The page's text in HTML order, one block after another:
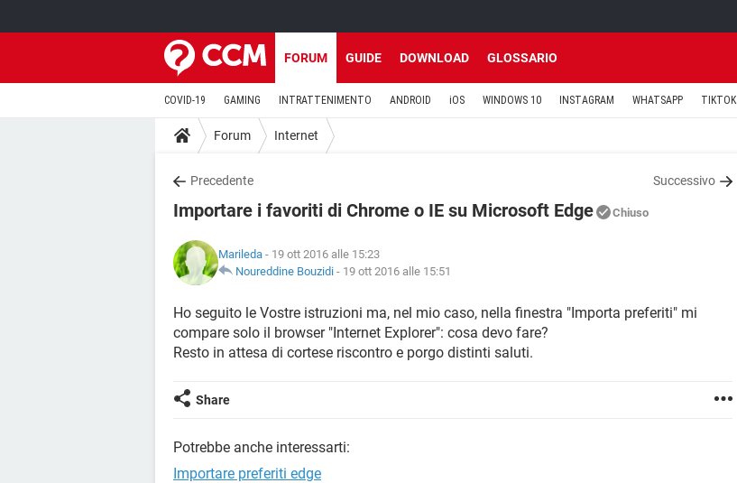
FORUM GUIDE DOWNLOAD GLOSSARIO
COVID-19 GAMING INTRATTENIMENTO ANDROID iOS WINDOWS 10 INSTAGRAM WHATSAPP TIKTOK
Forum Internet
Precedente Successivo
Importare i favoriti di Chrome o IE su Microsoft Edge Chiuso
Marileda - 19 ott 2016 alle 15:23
Noureddine Bouzidi - 19 ott 2016 alle 15:51
Ho seguito le Vostre istruzioni ma, nel mio caso, nella finestra "Importa preferiti" mi
compare solo il browser "Internet Explorer": cosa devo fare?
Resto in attesa di cortese riscontro e porgo distinti saluti.
Share
Potrebbe anche interessarti:
Importare preferiti edge